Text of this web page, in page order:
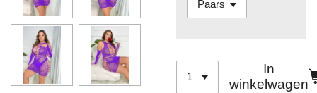
In
winkelwagen